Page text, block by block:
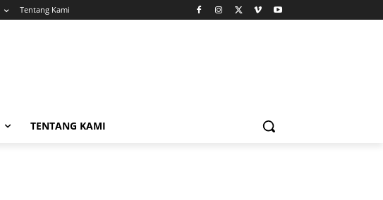
Tentang Kami
TENTANG KAMI